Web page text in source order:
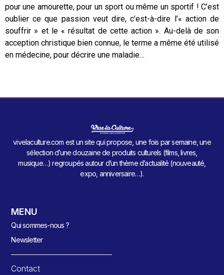
pour une amourette, pour un sport ou même un sportif ! C’est
oublier ce que passion veut dire, c’est-à-dire l’« action de
souffrir » et le « résultat de cette action ». Au-delà de son
acception christique bien connue, le terme a même été utilisé
en médecine, pour décrire une maladie…
vivelaculture.com est un site qui propose, une fois par semaine, une
sélection d’une douzaine de produits culturels (films, livres,
musique…) regroupés autour d’un thème d’actualité (nouveauté,
expo, anniversaire…).
MENU
Qui sommes-nous ?
Newsletter
Contact